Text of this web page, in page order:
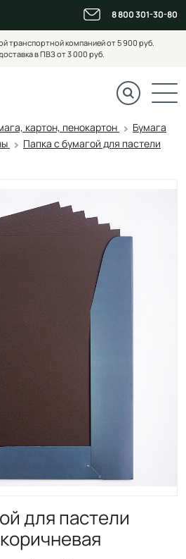
8 800 301-30-80
транспортной компанией от 5 900 руб.
в ПВЗ от 3 000 руб.
картон, пенокартон
Бумага
Папка с бумагой для пастели
для пастели